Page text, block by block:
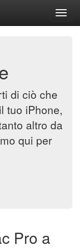
di ciò che
tuo iPhone,
altro da
qui per
Pro a